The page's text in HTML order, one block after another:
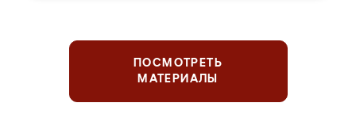
ПОСМОТРЕТЬ
МАТЕРИАЛЫ